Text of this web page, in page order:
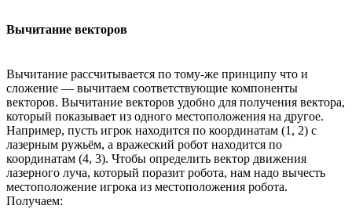
Вычитание векторов
Вычитание рассчитывается по тому-же принципу что и
сложение — вычитаем соответствующие компоненты
векторов. Вычитание векторов удобно для получения вектора,
который показывает из одного местоположения на другое.
Например, пусть игрок находится по координатам (1, 2) с
лазерным ружьём, а вражеский робот находится по
координатам (4, 3). Чтобы определить вектор движения
лазерного луча, который поразит робота, нам надо вычесть
местоположение игрока из местоположения робота.
Получаем: